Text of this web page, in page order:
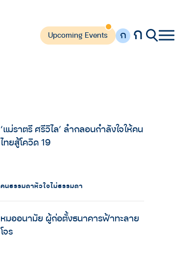
Upcoming Events ก ก
‘แม่ราตรี ศรีวิไล’ ลำกลอนกำลังใจให้คน
ไทยสู้โควิด 19
คนธรรมดาหัวใจไม่ธรรมดา
หมออนามัย ผู้ก่อตั้งธนาคารฟ้าทะลาย
โจร